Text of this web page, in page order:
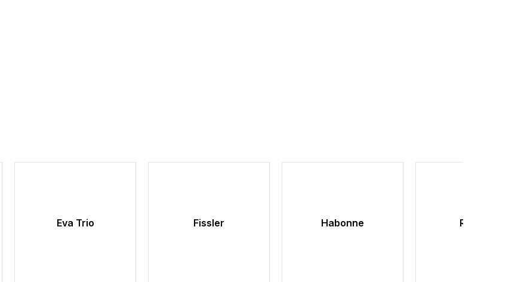
Eva Trio Fissler Habonne Ruffoni